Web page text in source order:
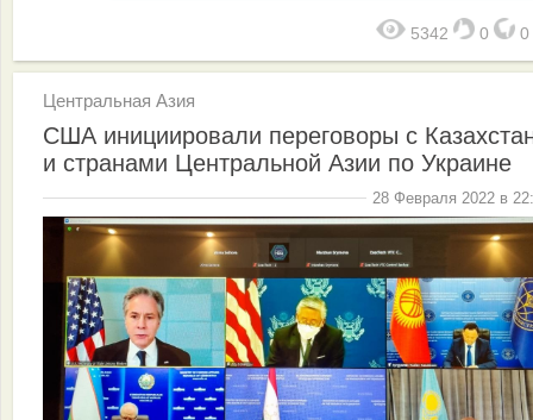
5342 0 0
Центральная Азия
США инициировали переговоры с
и странами Центральной Азии по Украине
28 Февраля 2022 в